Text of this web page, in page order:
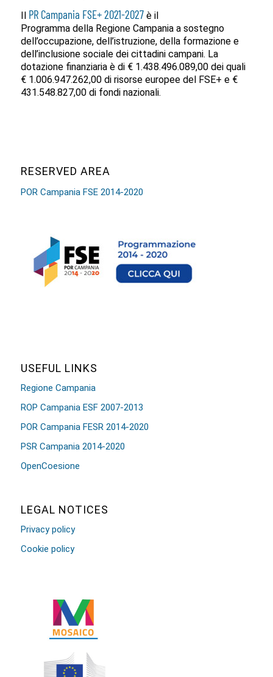
PR Campania FSE+ 2021-2027è il
Programma della Regione Campania a sostegno
dell’occupazione, dell’istruzione, della formazione e
dell’inclusione sociale dei cittadini campani. La
dotazione finanziaria è di € 1.438.496.089,00 dei quali
€ 1.006.947.262,00 di risorse europee del FSE+ e €
431.548.827,00 di fondi nazionali.
RESERVED AREA
POR Campania FSE 2014-2020
USEFUL LINKS
Regione Campania
ROP Campania ESF 2007-2013
POR Campania FESR 2014-2020
PSR Campania 2014-2020
OpenCoesione
LEGAL NOTICES
Privacy policy
Cookie policy